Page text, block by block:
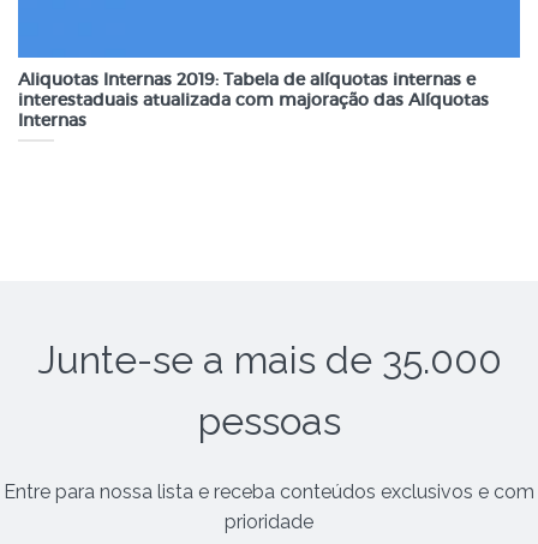
Aliquotas Internas 2019: Tabela de alíquotas internas e
interestaduais atualizada com majoração das Alíquotas
Internas
Junte-se a mais de 35.000
pessoas
Entre para nossa lista e receba conteúdos exclusivos e com
prioridade